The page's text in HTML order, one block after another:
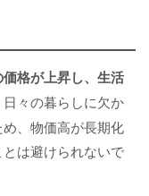
格が上昇し、生活
々の暮らしに欠か
、物価高が長期化
は避けられないで